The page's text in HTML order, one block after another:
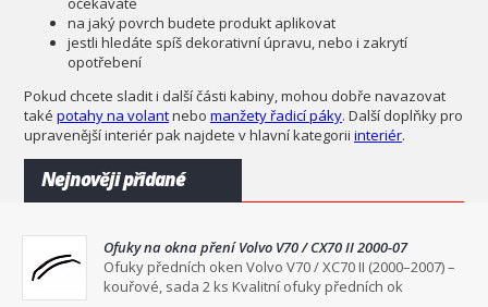
na jaký povrch budete produkt aplikovat
jestli hledáte spíš dekorativní úpravu, nebo i zakrytí
opotřebení
Pokud chcete sladit i další části kabiny, mohou dobře navazovat
také potahy na volantnebo manžety řadicí páky. Další doplňky pro
upravenější interiér pak najdete v hlavní kategorii interiér.
Nejnověji přidané
Ofuky na okna pření Volvo V70 / CX70 II 2000-07
Ofuky předních oken Volvo V70 / XC70 II (2000–2007) –
kouřové, sada 2 ks Kvalitní ofuky předních ok